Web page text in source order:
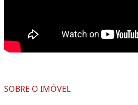
SOBRE O IMÓVEL